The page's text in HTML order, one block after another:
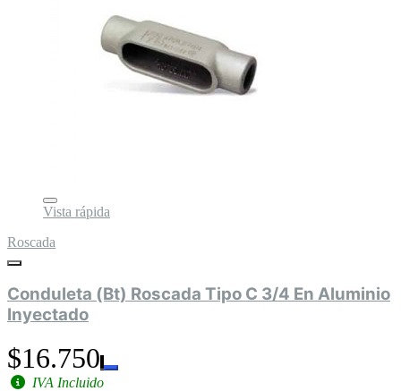
Vista rápida
Roscada
Conduleta (Bt) Roscada Tipo C 3/4 En Aluminio
Inyectado
$16.750
IVA Incluido